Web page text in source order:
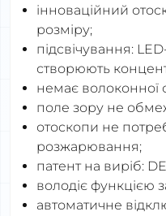
інноваційний
розміру;
підсвічування:
створюють
немає волоконної
поле зору не
отоскопи не
розжарювання;
патент на виріб:
володіє функцією
автоматичне